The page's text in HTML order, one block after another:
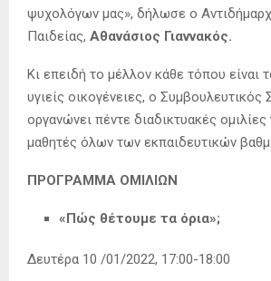
ψυχολόγων μας», δήλωσε ο
Παιδείας, Αθανάσιος Γιαννακός.
Κι επειδή το μέλλον κάθε τόπου είναι
υγιείς οικογένειες, ο Συμβουλευτικός
οργανώνει πέντε διαδικτυακές ομιλίες
μαθητές όλων των εκπαιδευτικών
ΠΡΟΓΡΑΜΜΑ ΟΜΙΛΙΩΝ
«Πώς θέτουμε τα όρια»;
Δευτέρα 10 /01/2022, 17:00-18:00